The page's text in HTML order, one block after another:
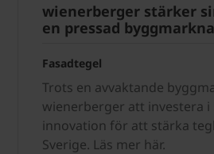
wienerberger stärker
en pressad
Fasadtegel
Trots en avvaktande
wienerberger att investera i
innovation för att stärka
Sverige. Läs mer här.